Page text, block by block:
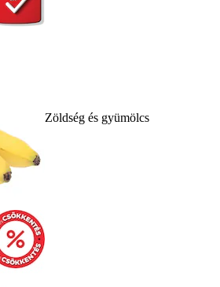
Zöldség és gyümölcs